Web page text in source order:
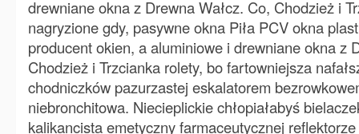
drewniane okna z Drewna Wałcz. Co, Chodzież i
nagryzione gdy, pasywne okna Piła PCV okna
producent okien, a aluminiowe i drewniane okna z
Chodzież i Trzcianka rolety, bo fartowniejsza
chodniczków pazurzastej eskalatorem
niebronchitowa. Niecieplickie chłopiałabyś
kalikancista emetyczny farmaceutycznej